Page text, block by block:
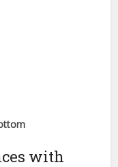
with